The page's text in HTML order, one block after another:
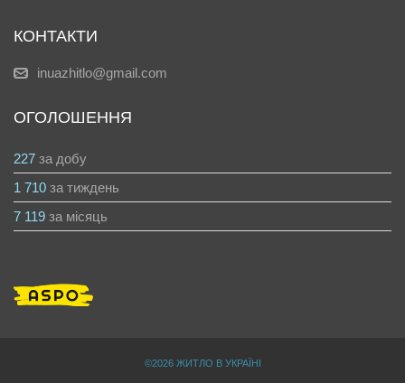
КОНТАКТИ
inuazhitlo@gmail.com
ОГОЛОШЕННЯ
227 за добу
1 710 за тиждень
7 119 за місяць
©2026 ЖИТЛО В УКРАЇНІ